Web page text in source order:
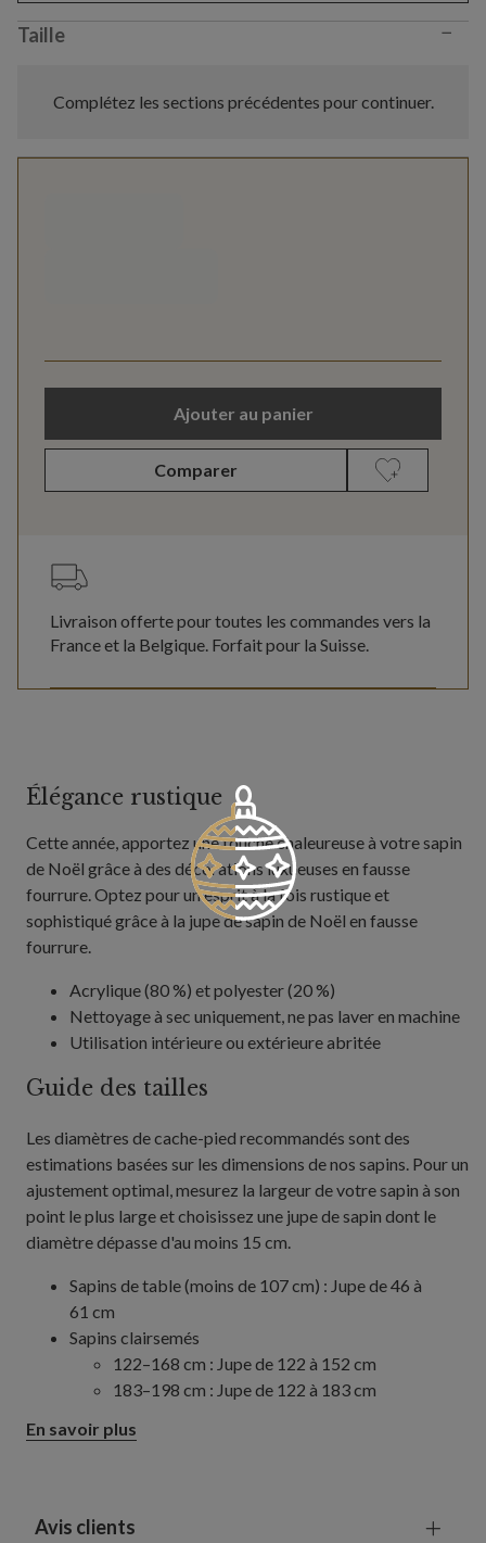
Taille −
Complétez les sections précédentes pour continuer.
Ajouter au panier
Comparer
Livraison offerte pour toutes les commandes vers la
France et la Belgique. Forfait pour la Suisse.
Élégance rustique
Cette année, apportez une touche chaleureuse à votre sapin
de Noël grâce à des décorations luxueuses en fausse
fourrure. Optez pour un esprit à la fois rustique et
sophistiqué grâce à la jupe de sapin de Noël en fausse
fourrure.
Acrylique (80 %) et polyester (20 %)
Nettoyage à sec uniquement, ne pas laver en machine
Utilisation intérieure ou extérieure abritée
Guide des tailles
Les diamètres de cache-pied recommandés sont des
estimations basées sur les dimensions de nos sapins. Pour un
ajustement optimal, mesurez la largeur de votre sapin à son
point le plus large et choisissez une jupe de sapin dont le
diamètre dépasse d'au moins 15 cm.
Sapins de table (moins de 107 cm) : Jupe de 46 à
61 cm
Sapins clairsemés
122–168 cm : Jupe de 122 à 152 cm
183–198 cm : Jupe de 122 à 183 cm
244–274 cm : Jupe de 142 à 213 cm
122–274 cm : Jupe de 122 à 152 cm
En savoir plus
Avis clients